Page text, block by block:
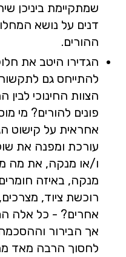
שמתקיימת ביניכן
דנים על נושא
ההורים.
הגדירו היטב את
להתייחס גם
הצוות החינוכי לבין
פונים להורים? מי
אחראית על קישוט
עורכת ומפנה את
ו/או מנקה, את מה
מנקה, באיזה
רוכשת ציוד, מצרכים,
אחרים? - כל אלה
אך הבירור
לחסוך הרבה מאד